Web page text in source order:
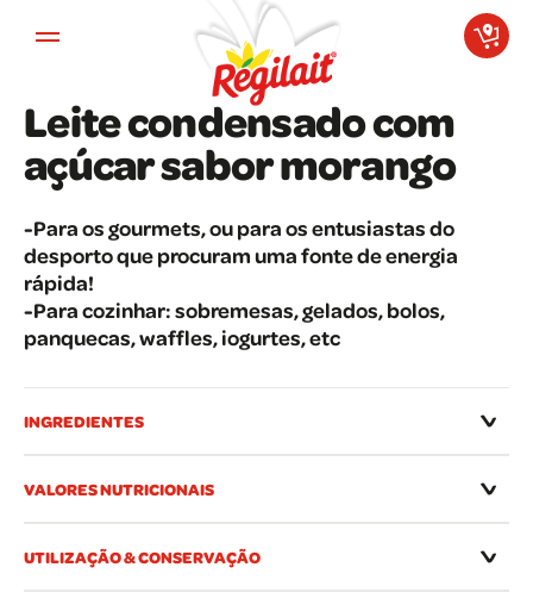
Leite condensado com
açúcar sabor morango
-Para os gourmets, ou para os entusiastas do
desporto que procuram uma fonte de energia
rápida!
-Para cozinhar: sobremesas, gelados, bolos,
panquecas, waffles, iogurtes, etc
INGREDIENTES
VALORES NUTRICIONAIS
UTILIZAÇÃO & CONSERVAÇÃO